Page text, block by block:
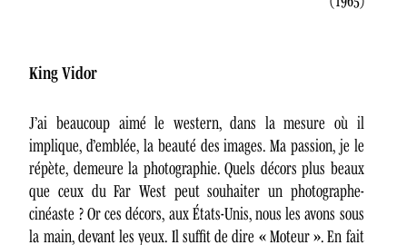
King Vidor
J’ai beaucoup aimé le western, dans la mesure où il
implique, d’emblée, la beauté des images. Ma passion, je le
répète, demeure la photographie. Quels décors plus beaux
que ceux du Far West peut souhaiter un photographe-
cinéaste ? Or ces décors, aux États-Unis, nous les avons sous
la main, devant les yeux. Il suffit de dire « Moteur ». En fait